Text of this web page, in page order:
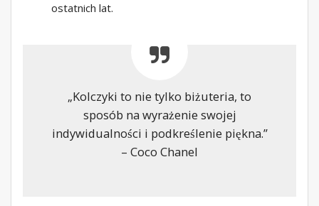
ostatnich lat.
„Kolczyki to nie tylko biżuteria, to
sposób na wyrażenie swojej
indywidualności i podkreślenie piękna.”
– Coco Chanel